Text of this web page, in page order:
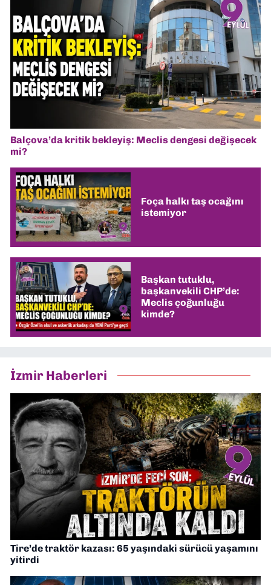
Balçova’da kritik bekleyiş: Meclis dengesi değişecek
mi?
Foça halkı taş ocağını
istemiyor
Başkan tutuklu,
başkanvekili CHP’de:
Meclis çoğunluğu
kimde?
İzmir Haberleri
Tire’de traktör kazası: 65 yaşındaki sürücü yaşamını
yitirdi